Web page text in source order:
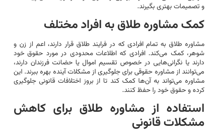
و تصمیمات بهتری بگیرند.
کمک مشاوره طلاق به افراد مختلف
مشاوره طلاق به تمام افرادی که در فرایند طلاق قرار دارند، اعم از زن و
شوهر، کمک می‌کند. افرادی که اطلاعات محدودی در مورد حقوق خود
دارند یا نگرانی‌هایی در خصوص تقسیم اموال یا حضانت فرزندان دارند،
می‌توانند از مشاوره حقوقی برای جلوگیری از مشکلات آینده بهره ببرند. این
مشاوره می‌تواند به آن‌ها کمک کند تا از بروز اختلافات قانونی جلوگیری
کرده و حقوق خود را حفظ کنند.
استفاده از مشاوره طلاق برای کاهش
مشکلات قانونی